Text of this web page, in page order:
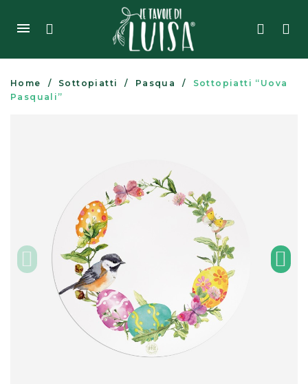
Home Sottopiatti Pasqua
Sottopiatti “Uova
Pasquali”